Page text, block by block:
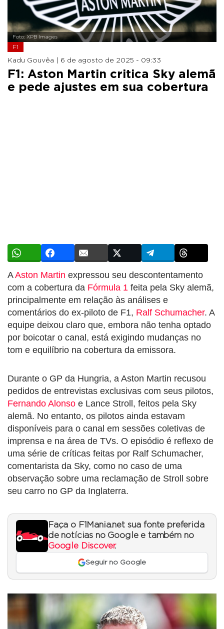
Foto: XPB Images
F1
Kadu Gouvêa | 6 de agosto de 2025 - 09:33
F1: Aston Martin critica Sky alemã
e pede ajustes em sua cobertura
AAston Martin expressou seu descontentamento
com a cobertura da Fórmula 1 feita pela Sky alemã,
principalmente em relação às análises e
comentários do ex-piloto de F1, Ralf Schumacher. A
equipe deixou claro que, embora não tenha optado
por boicotar o canal, está exigindo mudanças no
tom e equilíbrio na cobertura da emissora.
Durante o GP da Hungria, a Aston Martin recusou
pedidos de entrevistas exclusivas com seus pilotos,
Fernando Alonso e Lance Stroll, feitos pela Sky
alemã. No entanto, os pilotos ainda estavam
disponíveis para o canal em sessões coletivas de
imprensa e na área de TVs. O episódio é reflexo de
uma série de críticas feitas por Ralf Schumacher,
comentarista da Sky, como no caso de uma
observação sobre uma reclamação de Stroll sobre
seu carro no GP da Inglaterra.
Faça o F1Mania.net sua fonte preferida
de notícias no Google e também no
Google Discover.
Seguir no Google